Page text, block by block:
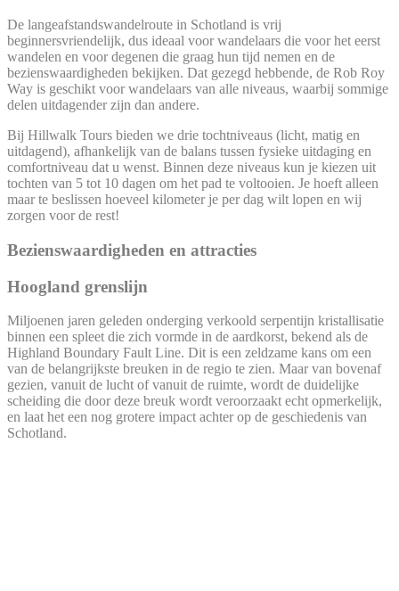
De langeafstandswandelroute in Schotland is vrij
beginnersvriendelijk, dus ideaal voor wandelaars die voor het eerst
wandelen en voor degenen die graag hun tijd nemen en de
bezienswaardigheden bekijken. Dat gezegd hebbende, de Rob Roy
Way is geschikt voor wandelaars van alle niveaus, waarbij sommige
delen uitdagender zijn dan andere.
Bij Hillwalk Tours bieden we drie tochtniveaus (licht, matig en
uitdagend), afhankelijk van de balans tussen fysieke uitdaging en
comfortniveau dat u wenst. Binnen deze niveaus kun je kiezen uit
tochten van 5 tot 10 dagen om het pad te voltooien. Je hoeft alleen
maar te beslissen hoeveel kilometer je per dag wilt lopen en wij
zorgen voor de rest!
Bezienswaardigheden en attracties
Hoogland grenslijn
Miljoenen jaren geleden onderging verkoold serpentijn kristallisatie
binnen een spleet die zich vormde in de aardkorst, bekend als de
Highland Boundary Fault Line. Dit is een zeldzame kans om een
van de belangrijkste breuken in de regio te zien. Maar van bovenaf
gezien, vanuit de lucht of vanuit de ruimte, wordt de duidelijke
scheiding die door deze breuk wordt veroorzaakt echt opmerkelijk,
en laat het een nog grotere impact achter op de geschiedenis van
Schotland.